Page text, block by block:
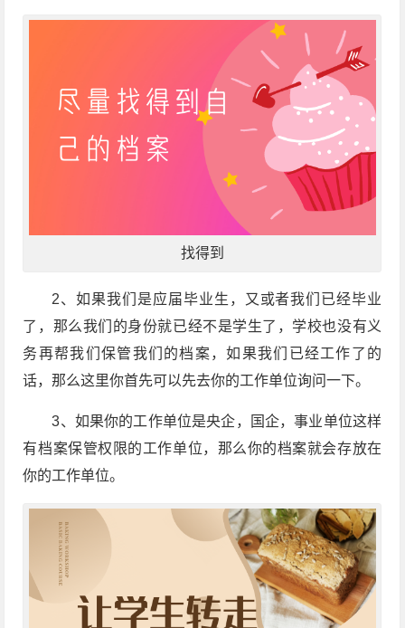
找得到
2、如果我们是应届毕业生，又或者我们已经毕业
了，那么我们的身份就已经不是学生了，学校也没有义
务再帮我们保管我们的档案，如果我们已经工作了的
话，那么这里你首先可以先去你的工作单位询问一下。
3、如果你的工作单位是央企，国企，事业单位这样
有档案保管权限的工作单位，那么你的档案就会存放在
你的工作单位。